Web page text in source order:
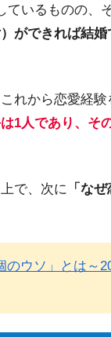
いるものの、
ができれば結
れから恋愛経
1人であり、そ
で、次に
「な
ウソ」とは～